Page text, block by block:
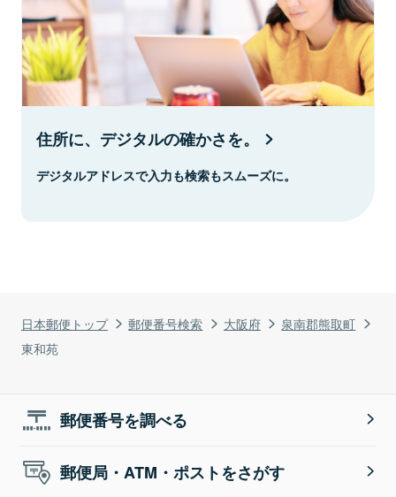
日本郵便トップ 郵便番号検索 大阪府
泉南郡熊取町
東和苑
住所に、デジタルの確かさを。
デジタルアドレスで入力も検索もスムーズに。
郵便番号を調べる
郵便局・ATM・ポストをさがす